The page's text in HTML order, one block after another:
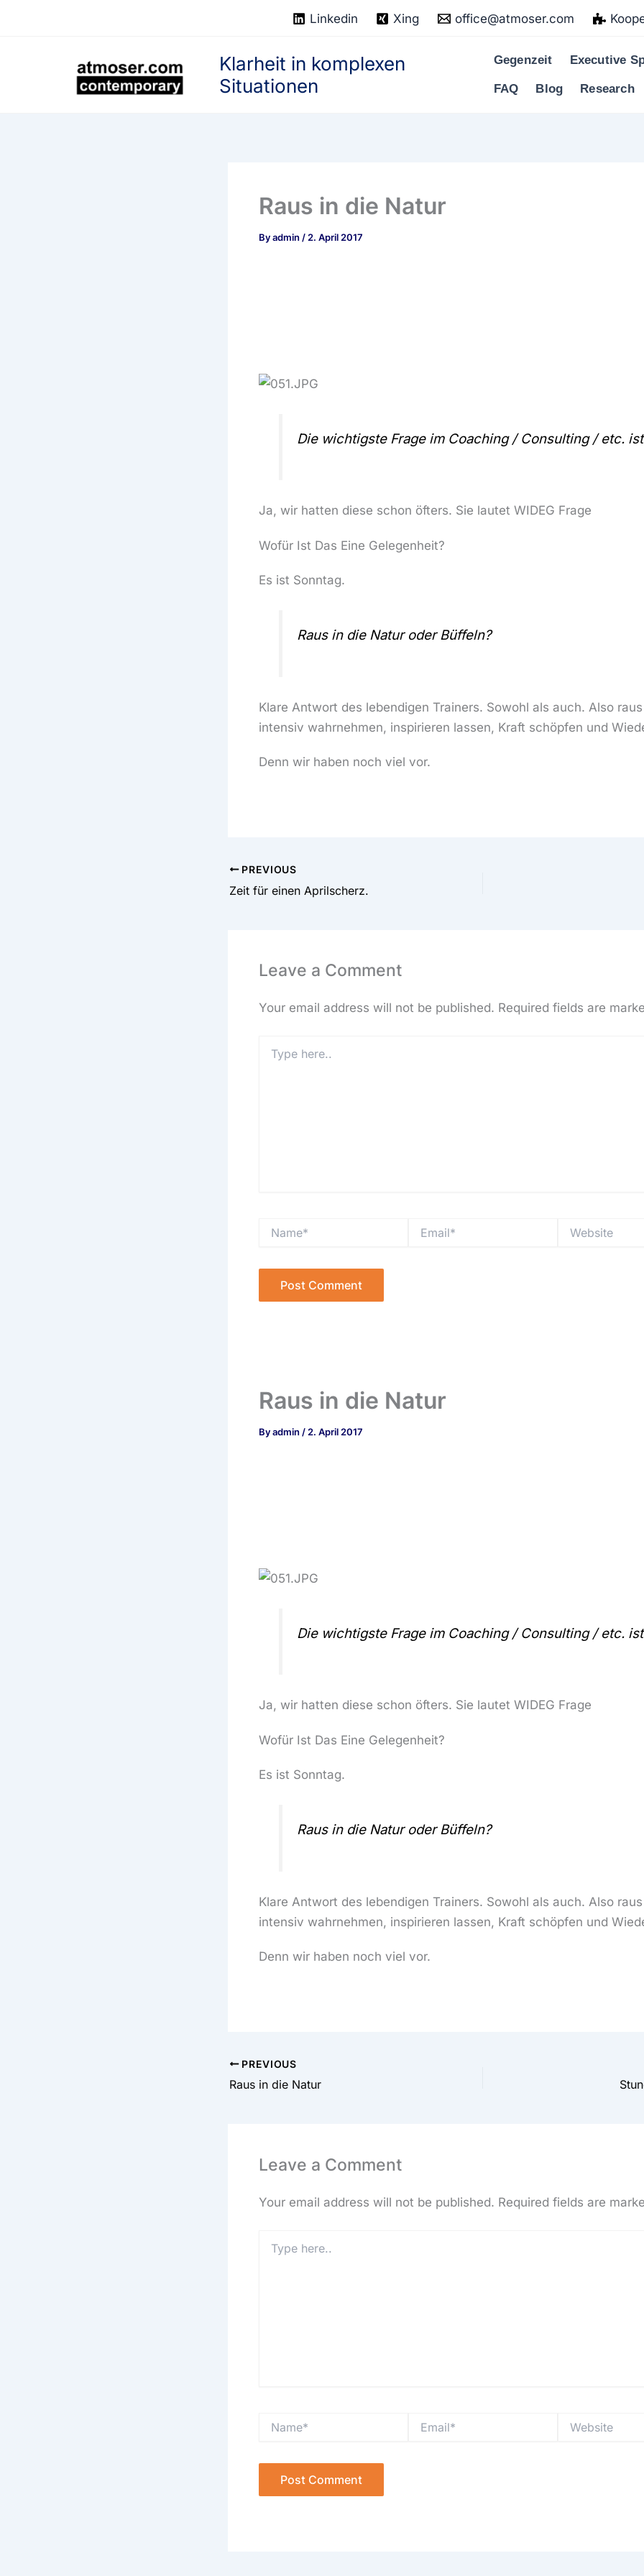
Linkedin Xing office@atmoser.com
Klarheit in komplexen
Situationen
Gegenzeit Executive
FAQ Blog Research
Raus in die Natur
Byadmin /2. April 2017
Die wichtigste Frage im Coaching / Consulting / etc.
Ja, wir hatten diese schon öfters. Sie lautet WIDEG Frage
Wofür Ist Das Eine Gelegenheit?
Es ist Sonntag.
Raus in die Natur oder Büffeln?
Klare Antwort des lebendigen Trainers. Sowohl als auch. Also
intensiv wahrnehmen, inspirieren lassen, Kraft schöpfen und
Denn wir haben noch viel vor.
PREVIOUS
Zeit für einen Aprilscherz.
Leave a Comment
Your email address will not be published. Required fields are
here..
Raus in die Natur
Byadmin /2. April 2017
Die wichtigste Frage im Coaching / Consulting / etc.
Ja, wir hatten diese schon öfters. Sie lautet WIDEG Frage
Wofür Ist Das Eine Gelegenheit?
Es ist Sonntag.
Raus in die Natur oder Büffeln?
Klare Antwort des lebendigen Trainers. Sowohl als auch. Also
intensiv wahrnehmen, inspirieren lassen, Kraft schöpfen und
Denn wir haben noch viel vor.
PREVIOUS
Raus in die Natur
Leave a Comment
Your email address will not be published. Required fields are
here..